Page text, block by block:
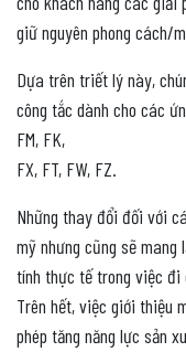
giữ nguyên phong cách/
Dựa trên triết lý này,
công tắc dành cho các
FM, FK,
FX, FT, FW, FZ.
Những thay đổi đối với
mỹ nhưng cũng sẽ mang
tính thực tế trong việc đi
Trên hết, việc giới thiệu
phép tăng năng lực sản